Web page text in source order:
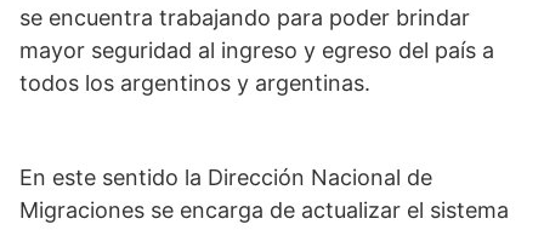
se encuentra trabajando para poder brindar
mayor seguridad al ingreso y egreso del país a
todos los argentinos y argentinas.
En este sentido la Dirección Nacional de
Migraciones se encarga de actualizar el sistema